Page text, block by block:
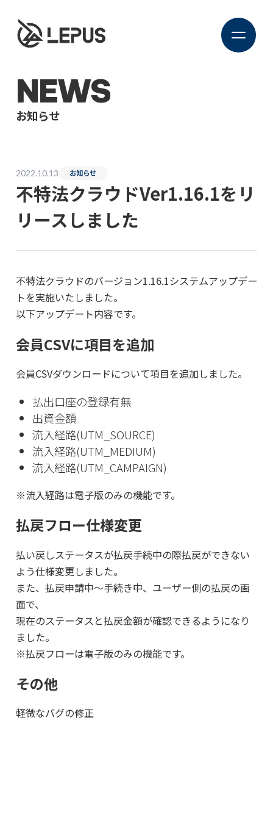
NEWS
お知らせ
2022.10.13 お知らせ
不特法クラウドVer1.16.1をリ
リースしました
不特法クラウドのバージョン1.16.1システムアップデー
トを実施いたしました。
以下アップデート内容です。
会員CSVに項目を追加
会員CSVダウンロードについて項目を追加しました。
払出口座の登録有無
出資金額
流入経路(UTM_SOURCE)
流入経路(UTM_MEDIUM)
流入経路(UTM_CAMPAIGN)
※流入経路は電子版のみの機能です。
払戻フロー仕様変更
払い戻しステータスが払戻手続中の際払戻ができない
よう仕様変更しました。
また、払戻申請中〜手続き中、ユーザー側の払戻の画
面で、
現在のステータスと払戻金額が確認できるようになり
ました。
※払戻フローは電子版のみの機能です。
その他
軽微なバグの修正